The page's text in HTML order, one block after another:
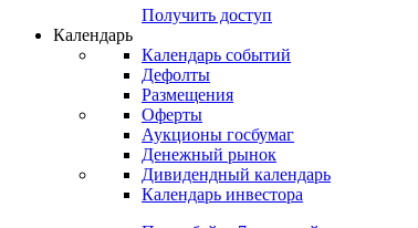
Получить доступ
Календарь
Календарь событий
Дефолты
Размещения
Оферты
Аукционы госбумаг
Денежный рынок
Дивидендный календарь
Календарь инвестора